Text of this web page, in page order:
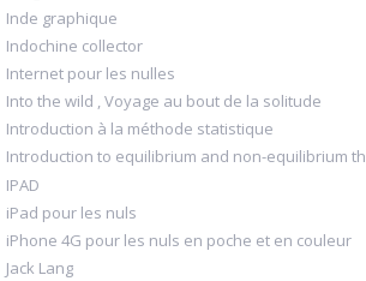
Inde graphique
Indochine collector
Internet pour les nulles
Into the wild , Voyage au bout de la solitude
Introduction à la méthode statistique
Introduction to equilibrium and non-equilibrium th
IPAD
iPad pour les nuls
iPhone 4G pour les nuls en poche et en couleur
Jack Lang